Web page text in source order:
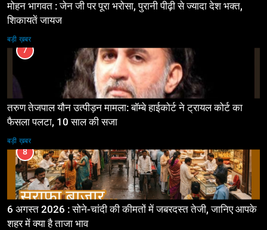
मोहन भागवत : जेन जी पर पूरा भरोसा, पुरानी पीढ़ी से ज्यादा देश भक्त,
शिकायतें जायज
बड़ी ख़बर
7
तरुण तेजपाल यौन उत्पीड़न मामला: बॉम्बे हाईकोर्ट ने ट्रायल कोर्ट का
फैसला पलटा, 10 साल की सजा
बड़ी ख़बर
8
6 अगस्त 2026 : सोने-चांदी की कीमतों में जबरदस्त तेजी, जानिए आपके
शहर में क्या है ताजा भाव